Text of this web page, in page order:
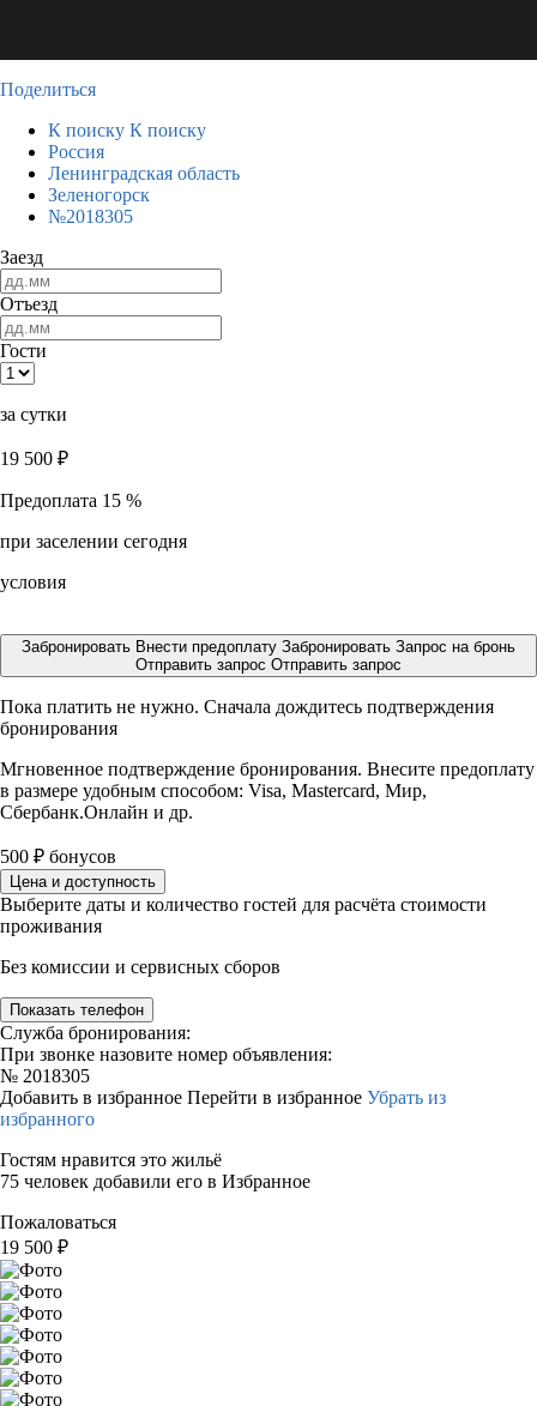
Поделиться
К поиску К поиску
Россия
Ленинградская область
Зеленогорск
№2018305
Заезд
Отъезд
Гости
за сутки
19 500 ₽
Предоплата 15 %
при заселении сегодня
условия
Забронировать Внести предоплату Забронировать Запрос на бронь
Отправить запрос Отправить запрос
Пока платить не нужно. Сначала дождитесь подтверждения
бронирования
Мгновенное подтверждение бронирования. Внесите предоплату
в размере удобным способом: Visa, Mastercard, Мир,
Сбербанк.Онлайн и др.
500 ₽ бонусов
Цена и доступность
Выберите даты и количество гостей для расчёта стоимости
проживания
Без комиссии и сервисных сборов
Показать телефон
Служба бронирования:
При звонке назовите номер объявления:
№ 2018305
Добавить в избранное Перейти в избранное Убрать из
избранного
Гостям нравится это жильё
75 человек добавили его в Избранное
Пожаловаться
19 500 ₽